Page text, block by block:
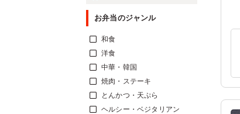
お弁当のジャンル
和食
洋食
中華・韓国
焼肉・ステーキ
とんかつ・天ぷら
ヘルシー・ベジタリアン